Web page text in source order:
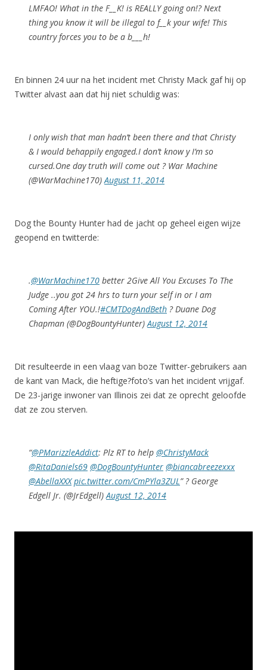
LMFAO! What in the F__K! is REALLY going on!? Next
thing you know it will be illegal to f__k your wife! This
country forces you to be a b___h!
En binnen 24 uur na het incident met Christy Mack gaf hij op
Twitter alvast aan dat hij niet schuldig was:
I only wish that man hadn’t been there and that Christy
& I would behappily engaged.I don’t know y I’m so
cursed.One day truth will come out ? War Machine
(@WarMachine170)August 11, 2014
Dog the Bounty Hunter had de jacht op geheel eigen wijze
geopend en twitterde:
.@WarMachine170 better 2Give All You Excuses To The
Judge ..you got 24 hrs to turn your self in or I am
Coming After YOU.!#CMTDogAndBeth ? Duane Dog
Chapman (@DogBountyHunter)August 12, 2014
Dit resulteerde in een vlaag van boze Twitter-gebruikers aan
de kant van Mack, die heftige?foto’s van het incident vrijgaf.
De 23-jarige inwoner van Illinois zei dat ze oprecht geloofde
dat ze zou sterven.
“@PMarizzleAddict: Plz RT to help @ChristyMack
@RitaDaniels69 @DogBountyHunter @biancabreezexxx
@AbellaXXX pic.twitter.com/CmPYla3ZUL” ? George
Edgell Jr. (@JrEdgell)August 12, 2014